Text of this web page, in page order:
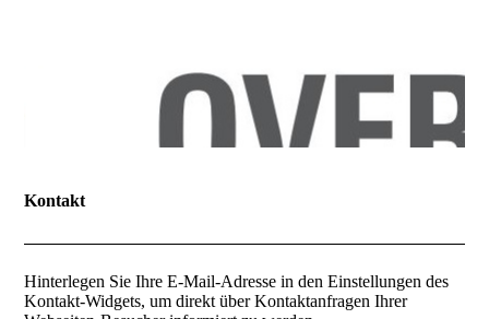
Kontakt
Hinterlegen Sie Ihre E-Mail-Adresse in den Einstellungen des
Kontakt-Widgets, um direkt über Kontaktanfragen Ihrer